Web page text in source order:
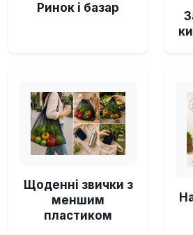
Ринок і базар
Щоденні звички з
меншим
пластиком